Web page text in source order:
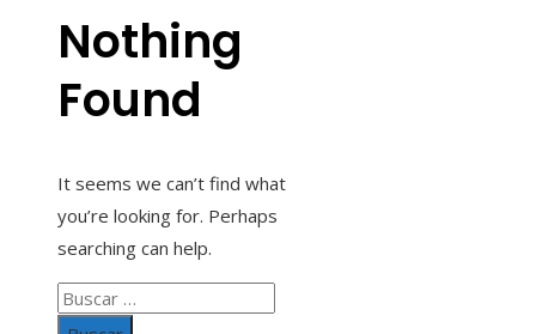
Nothing
Found
It seems we can’t find what
you’re looking for. Perhaps
searching can help.
Buscar: